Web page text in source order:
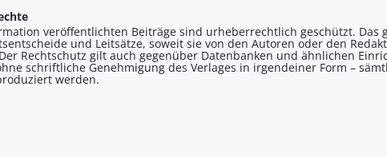
veröffentlichten Beiträge sind urheberrechtlich geschützt. Das
und Leitsätze, soweit sie von den Autoren oder den
Rechtschutz gilt auch gegenüber Datenbanken und ähnlichen
schriftliche Genehmigung des Verlages in irgendeiner Form –
werden.